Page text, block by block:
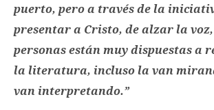
puerto, pero a través de la
presentar a Cristo, de alzar la
personas están muy dispuestas a
la literatura, incluso la van
van interpretando.”